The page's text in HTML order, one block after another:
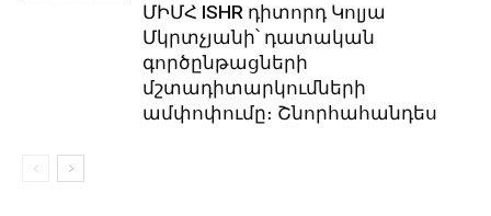
ՄԻՄՀ ISHR դիտորդ Կոլյա
Մկրտչյանի՝ դատական
գործընթացների
մշտադիտարկումների
ամփոփումը։ Շնորհահանդես